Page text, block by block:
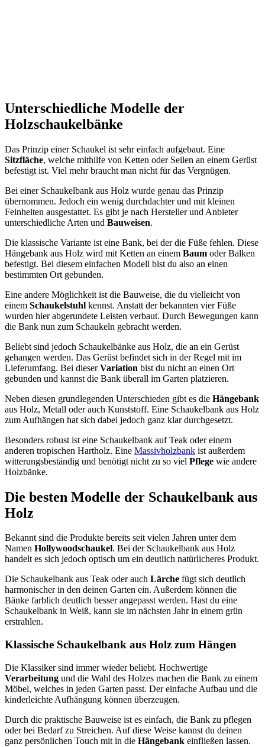
Unterschiedliche Modelle der
Holzschaukelbänke
Das Prinzip einer Schaukel ist sehr einfach aufgebaut. Eine
Sitzfläche, welche mithilfe von Ketten oder Seilen an einem Gerüst
befestigt ist. Viel mehr braucht man nicht für das Vergnügen.
Bei einer Schaukelbank aus Holz wurde genau das Prinzip
übernommen. Jedoch ein wenig durchdachter und mit kleinen
Feinheiten ausgestattet. Es gibt je nach Hersteller und Anbieter
unterschiedliche Arten und Bauweisen.
Die klassische Variante ist eine Bank, bei der die Füße fehlen. Diese
Hängebank aus Holz wird mit Ketten an einem Baum oder Balken
befestigt. Bei diesem einfachen Modell bist du also an einen
bestimmten Ort gebunden.
Eine andere Möglichkeit ist die Bauweise, die du vielleicht von
einem Schaukelstuhl kennst. Anstatt der bekannten vier Füße
wurden hier abgerundete Leisten verbaut. Durch Bewegungen kann
die Bank nun zum Schaukeln gebracht werden.
Beliebt sind jedoch Schaukelbänke aus Holz, die an ein Gerüst
gehangen werden. Das Gerüst befindet sich in der Regel mit im
Lieferumfang. Bei dieserVariation bist du nicht an einen Ort
gebunden und kannst die Bank überall im Garten platzieren.
Neben diesen grundlegenden Unterschieden gibt es die Hängebank
aus Holz, Metall oder auch Kunststoff. Eine Schaukelbank aus Holz
zum Aufhängen hat sich dabei jedoch ganz klar durchgesetzt.
Besonders robust ist eine Schaukelbank auf Teak oder einem
anderen tropischen Hartholz. Eine Massivholzbank ist außerdem
witterungsbeständig und benötigt nicht zu so viel Pflege wie andere
Holzbänke.
Die besten Modelle der Schaukelbank aus
Holz
Bekannt sind die Produkte bereits seit vielen Jahren unter dem
Namen Hollywoodschaukel. Bei der Schaukelbank aus Holz
handelt es sich jedoch optisch um ein deutlich natürlicheres Produkt.
Die Schaukelbank aus Teak oder auch Lärche fügt sich deutlich
harmonischer in den deinen Garten ein. Außerdem können die
Bänke farblich deutlich besser angepasst werden. Hast du eine
Schaukelbank in Weiß, kann sie im nächsten Jahr in einem grün
erstrahlen.
Klassische Schaukelbank aus Holz zum Hängen
Die Klassiker sind immer wieder beliebt. Hochwertige
Verarbeitung und die Wahl des Holzes machen die Bank zu einem
Möbel, welches in jeden Garten passt. Der einfache Aufbau und die
kinderleichte Aufhängung können überzeugen.
Durch die praktische Bauweise ist es einfach, die Bank zu pflegen
oder bei Bedarf zu Streichen. Auf diese Weise kannst du deinen
ganz persönlichen Touch mit in die Hängebank einfließen lassen.